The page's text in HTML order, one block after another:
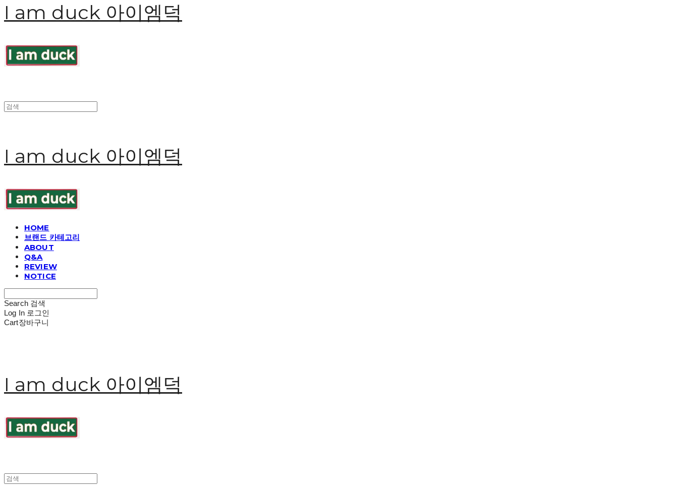
I am duck 아이엠덕
I am duck 아이엠덕
HOME
브랜드 카테고리
ABOUT
Q&A
REVIEW
NOTICE
Search 검색
Log In 로그인
Cart장바구니
I am duck 아이엠덕